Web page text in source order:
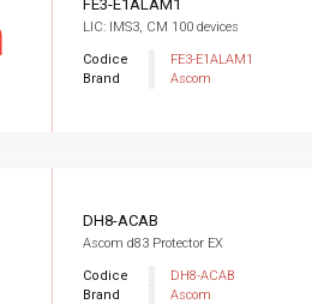
FE3-E1ALAM1
LIC: IMS3, CM 100 devices
Codice
FE3-E1ALAM1
Brand
Ascom
DH8-ACAB
Ascom d83 Protector EX
Codice
DH8-ACAB
Brand
Ascom